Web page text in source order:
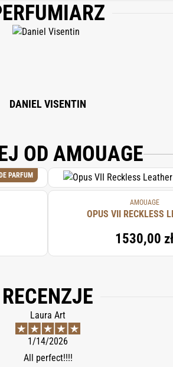
IONONE, HYDROXYCITRONELLAL, GERANIOL,
EUGENOL.
DANIEL VISENTIN
OD AMOUAGE
PARFUM
AMOUAGE
OPUS VII RECKLESS
1530,00 zł
RECENZJE
Laura Art
1/14/2026
All perfect!!!!